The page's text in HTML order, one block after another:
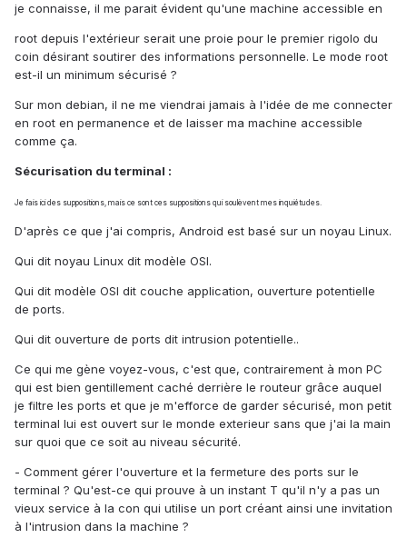
je connaisse, il me parait évident qu'une machine accessible en
root depuis l'extérieur serait une proie pour le premier rigolo du
coin désirant soutirer des informations personnelle. Le mode root
est-il un minimum sécurisé ?
Sur mon debian, il ne me viendrai jamais à l'idée de me connecter
en root en permanence et de laisser ma machine accessible
comme ça.
Sécurisation du terminal :
Je fais ici des suppositions, mais ce sont ces suppositions qui soulèvent mes inquiétudes.
D'après ce que j'ai compris, Android est basé sur un noyau Linux.
Qui dit noyau Linux dit modèle OSI.
Qui dit modèle OSI dit couche application, ouverture potentielle
de ports.
Qui dit ouverture de ports dit intrusion potentielle..
Ce qui me gène voyez-vous, c'est que, contrairement à mon PC
qui est bien gentillement caché derrière le routeur grâce auquel
je filtre les ports et que je m'efforce de garder sécurisé, mon petit
terminal lui est ouvert sur le monde exterieur sans que j'ai la main
sur quoi que ce soit au niveau sécurité.
- Comment gérer l'ouverture et la fermeture des ports sur le
terminal ? Qu'est-ce qui prouve à un instant T qu'il n'y a pas un
vieux service à la con qui utilise un port créant ainsi une invitation
à l'intrusion dans la machine ?